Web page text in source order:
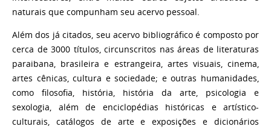
naturais que compunham seu acervo pessoal.
Além dos já citados, seu acervo bibliográfico é composto por
cerca de3000 títulos, circunscritos nas áreas de literaturas
paraibana, brasileira e estrangeira, artes visuais, cinema,
artes cênicas, cultura e sociedade; e outras humanidades,
como filosofia, história, história da arte, psicologia e
sexologia, além de enciclopédias históricas e artístico-
culturais, catálogos de arte e exposições e dicionários